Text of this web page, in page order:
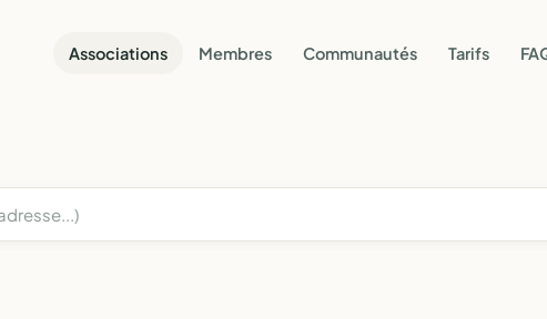
Associations Membres Communautés Tarifs